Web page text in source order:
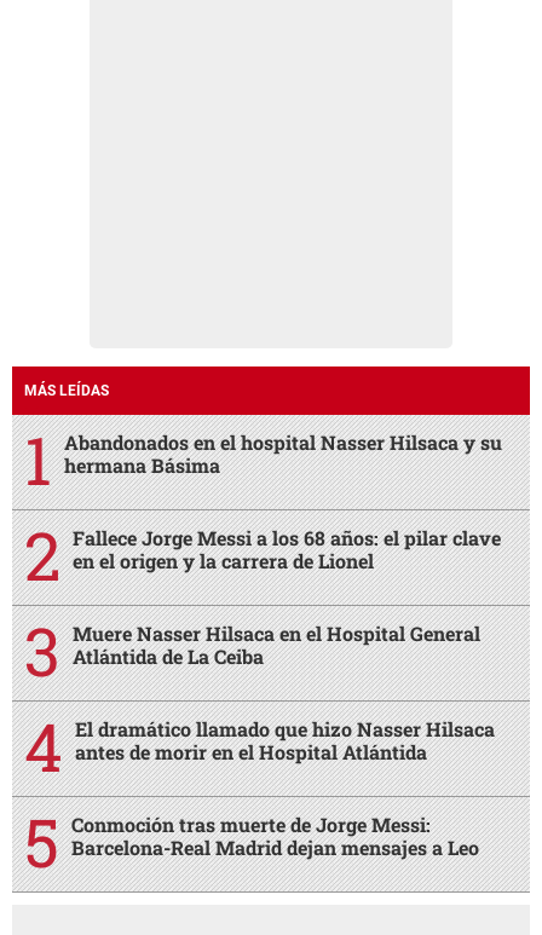
MÁS LEÍDAS
Abandonados en el hospital Nasser Hilsaca y su
hermana Básima
Fallece Jorge Messi a los 68 años: el pilar clave
en el origen y la carrera de Lionel
Muere Nasser Hilsaca en el Hospital General
Atlántida de La Ceiba
El dramático llamado que hizo Nasser Hilsaca
antes de morir en el Hospital Atlántida
Conmoción tras muerte de Jorge Messi:
Barcelona-Real Madrid dejan mensajes a Leo